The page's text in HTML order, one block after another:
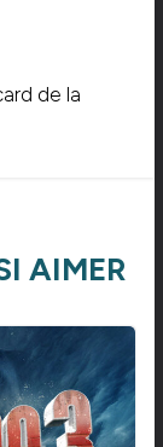
de la
AIMER